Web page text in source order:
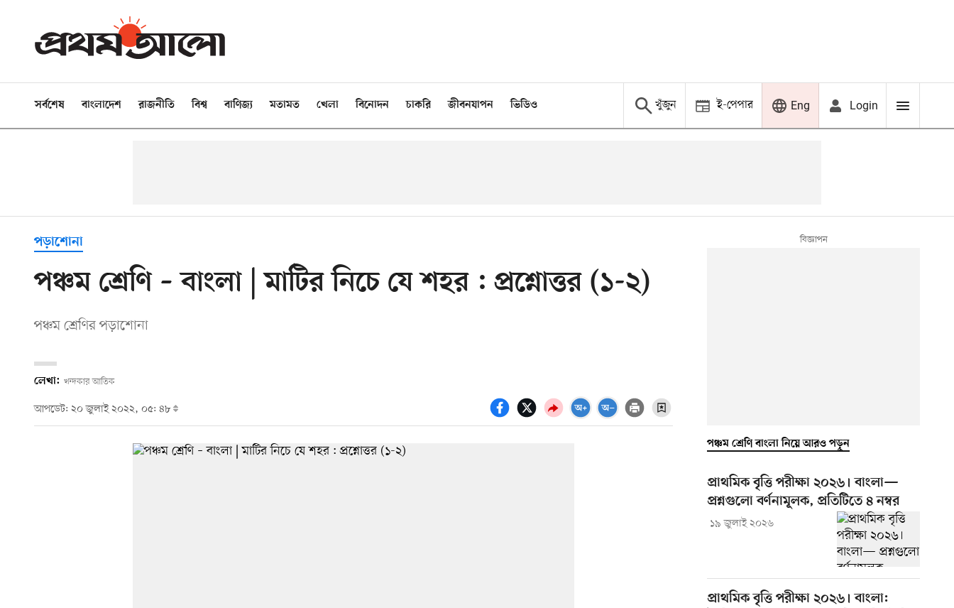
সর্বশেষ বাংলাদেশ রাজনীতি বিশ্ব বাণিজ্য মতামত খেলা বিনোদন চাকরি জীবনযাপন ভিডিও খুঁজুন ই-পেপার Eng Login
পড়াশোনা
পঞ্চম শ্রেণি – বাংলা | মাটির নিচে যে শহর : প্রশ্নোত্তর (১-২)
পঞ্চম শ্রেণির পড়াশোনা
লেখা: খন্দকার আতিক
আপডেট: ২০ জুলাই ২০২২, ০৫: ৪৮
পঞ্চম শ্রেণি বাংলা নিয়ে আরও পড়ুন
প্রাথমিক বৃত্তি পরীক্ষা ২০২৬। বাংলা—
প্রশ্নগুলো বর্ণনামূলক, প্রতিটিতে ৪ নম্বর
১৯ জুলাই ২০২৬
প্রাথমিক বৃত্তি পরীক্ষা ২০২৬। বাংলা: